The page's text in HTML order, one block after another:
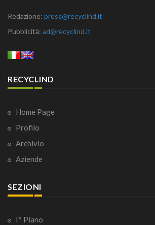
Redazione: press@recyclind.it
Pubblicità: ad@recyclind.it
RECYCLIND
Home Page
Profilo
Archivio
Aziende
SEZIONI
I° Piano